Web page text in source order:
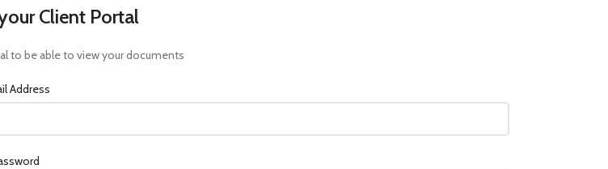
Client Portal
to be able to view your documents
Address